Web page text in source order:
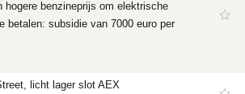
hogere benzineprijs om elektrische
betalen: subsidie van 7000 euro per
licht lager slot AEX